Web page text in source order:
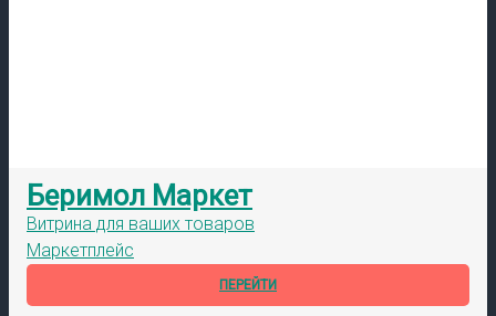
Беримол Маркет
Витрина для ваших товаров
Маркетплейс
ПЕРЕЙТИ